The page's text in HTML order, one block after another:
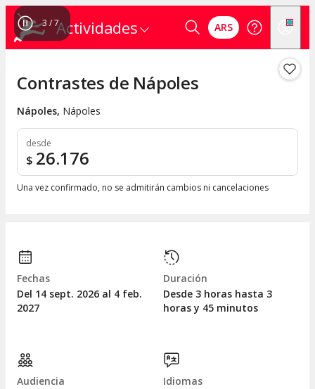
Actividades ARS
3 /7
Contrastes de Nápoles
Nápoles, Nápoles
desde
$ 26.176
Una vez confirmado, no se admitirán cambios ni cancelaciones
Fechas
Del 14 sept. 2026 al 4 feb.
2027
Duración
Desde 3 horas hasta 3
horas y 45 minutos
Audiencia
Idiomas